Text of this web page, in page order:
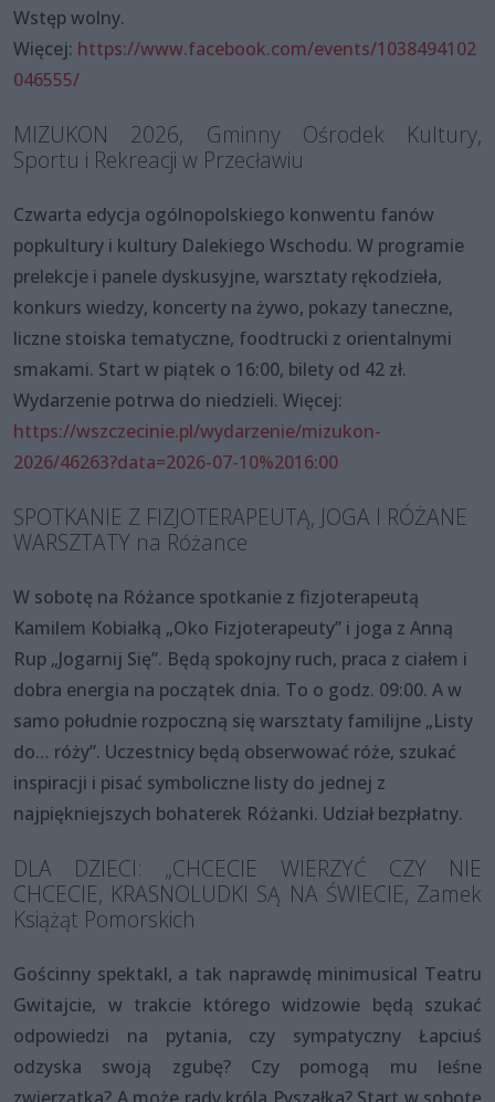
Wstęp wolny.
Więcej: https://www.facebook.com/events/1038494102
046555/
MIZUKON 2026, Gminny Ośrodek Kultury,
Sportu i Rekreacji w Przecławiu
Czwarta edycja ogólnopolskiego konwentu fanów
popkultury i kultury Dalekiego Wschodu. W programie
prelekcje i panele dyskusyjne, warsztaty rękodzieła,
konkurs wiedzy, koncerty na żywo, pokazy taneczne,
liczne stoiska tematyczne, foodtrucki z orientalnymi
smakami. Start w piątek o 16:00, bilety od 42 zł.
Wydarzenie potrwa do niedzieli. Więcej:
https://wszczecinie.pl/wydarzenie/mizukon-
2026/46263?data=2026-07-10%2016:00
SPOTKANIE Z FIZJOTERAPEUTĄ, JOGA I RÓŻANE
WARSZTATY na Różance
W sobotę na Różance spotkanie z fizjoterapeutą
Kamilem Kobiałką „Oko Fizjoterapeuty” i joga z Anną
Rup „Jogarnij Się”. Będą spokojny ruch, praca z ciałem i
dobra energia na początek dnia. To o godz. 09:00. A w
samo południe rozpoczną się warsztaty familijne „Listy
do… róży”. Uczestnicy będą obserwować róże, szukać
inspiracji i pisać symboliczne listy do jednej z
najpiękniejszych bohaterek Różanki. Udział bezpłatny.
DLA DZIECI: „CHCECIE WIERZYĆ CZY NIE
CHCECIE, KRASNOLUDKI SĄ NA ŚWIECIE, Zamek
Książąt Pomorskich
Gościnny spektakl, a tak naprawdę minimusical Teatru
Gwitajcie, w trakcie którego widzowie będą szukać
odpowiedzi na pytania, czy sympatyczny Łapciuś
odzyska swoją zgubę? Czy pomogą mu leśne